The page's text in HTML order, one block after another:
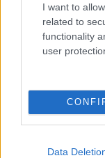
I want to
related to
functionality
user
Data
LIFESTYLE08·08·2026
Νία
σχέση που